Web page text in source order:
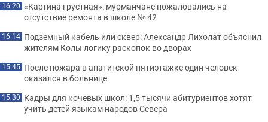
16:20 «Картина грустная»: мурманчане пожаловались на
отсутствие ремонта в школе № 42
16:14 Подземный кабель или сквер: Александр Лихолат объяснил
жителям Колы логику раскопок во дворах
15:45 После пожара в апатитской пятиэтажке один человек
оказался в больнице
15:30 Кадры для кочевых школ: 1,5 тысячи абитуриентов хотят
учить детей языкам народов Севера